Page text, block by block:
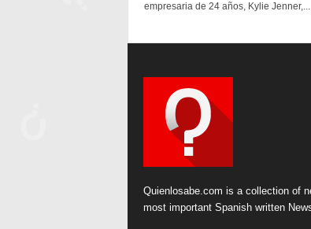
empresaria de 24 años, Kylie Jenner,...
Quienlosabe.com is a collection of
most important Spanish written